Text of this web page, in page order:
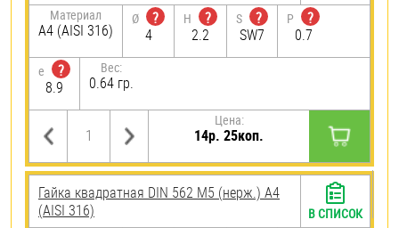
Материал
A4 (AISI 316)
Ø
?
4
H
?
2.2
S
?
SW7
P
?
0.7
e
?
8.9
Вес:
0.64 гр.
Цена:
14р. 25коп.
Гайка квадратная DIN 562 М5 (нерж.) A4
(AISI 316)
В СПИСОК